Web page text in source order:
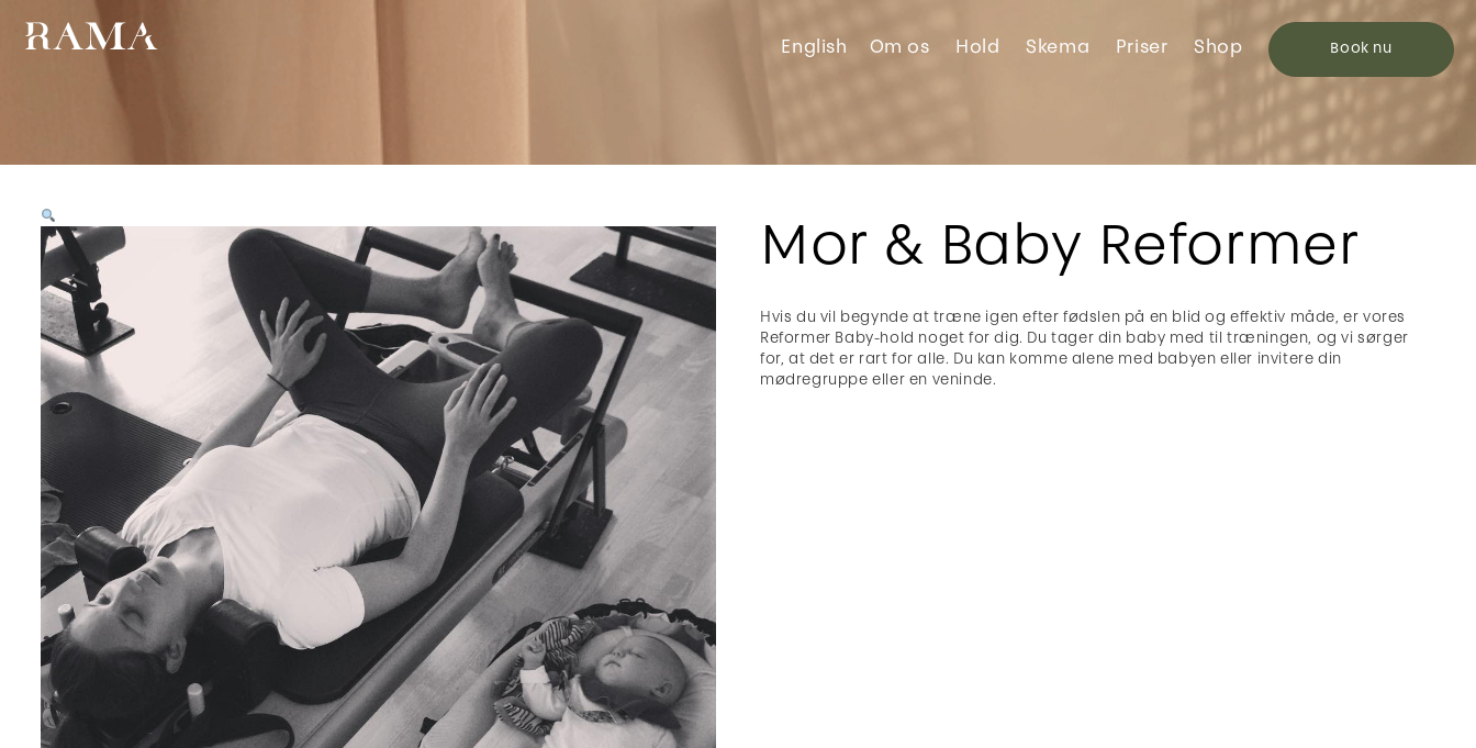
English Om os Hold Skema Priser Shop Book nu
Mor & Baby Reformer
Hvis du vil begynde at træne igen efter fødslen på en blid og effektiv måde, er vores
Reformer Baby-hold noget for dig. Du tager din baby med til træningen, og vi sørger
for, at det er rart for alle. Du kan komme alene med babyen eller invitere din
mødregruppe eller en veninde.